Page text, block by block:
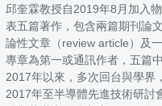
邱奎霖教授自2019年8月加入
表五篇著作，包含兩篇期刊論
論性文章（review article）及
專章為第一或通訊作者，五篇
2017年以來，多次回台與學界
2017年至半導體先進技術研討